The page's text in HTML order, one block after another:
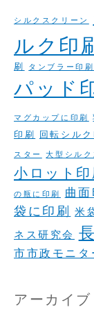
シルクスクリーン
ルク印
刷
タンブラー印刷
パッド
マグカップに印刷
印刷 回転シルク
スター
大型シル
小ロット印
の瓶に印刷
曲
袋に印刷 米
ネス研究会
市市政モニタ
アーカイブ